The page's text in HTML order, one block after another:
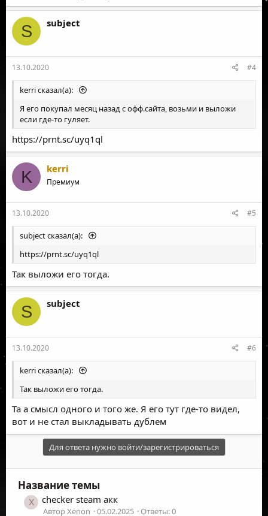
S subject
13.10.2020 #4
kerri сказал(а):
Я его покупал месяц назад с офф.сайта, возьми и выложи
если где-то гуляет.
https://prnt.sc/uyq1ql
K kerri
Премиум
13.10.2020 #5
subject сказал(а):
https://prnt.sc/uyq1ql
Так выложи его тогда.
S subject
13.10.2020 #6
kerri сказал(а):
Так выложи его тогда.
Та а смысл одного и того же. Я его тут где-то видел,
вот и не стал выкладывать дублем
Для ответа нужно войти/зарегистрироваться
Название темы
X checker steam акк
Автор Xenon 05.02.2025 Ответы: 0